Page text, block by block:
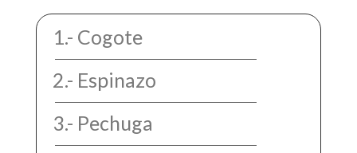
1.- Cogote
2.- Espinazo
3.- Pechuga